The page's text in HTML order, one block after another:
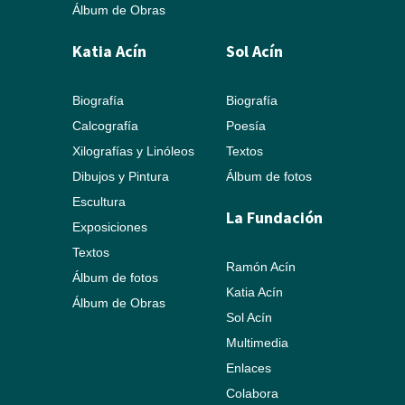
Álbum de Obras
Katia Acín
Biografía
Calcografía
Xilografías y Linóleos
Dibujos y Pintura
Escultura
Exposiciones
Textos
Álbum de fotos
Álbum de Obras
Sol Acín
Biografía
Poesía
Textos
Álbum de fotos
La Fundación
Ramón Acín
Katia Acín
Sol Acín
Multimedia
Enlaces
Colabora